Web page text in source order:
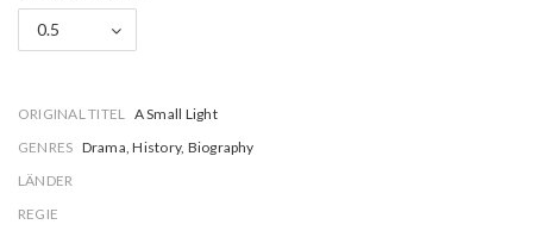
0.5
ORIGINAL TITEL A Small Light
GENRES Drama, History, Biography
LÄNDER
REGIE